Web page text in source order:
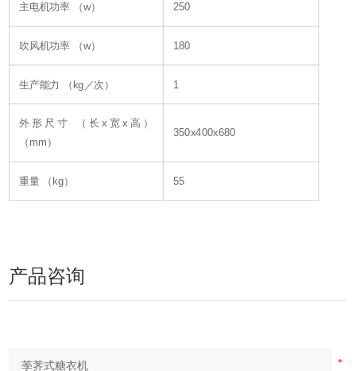
主电机功率 （w） 250
吹风机功率 （w） 180
生产能力 （kg／次） 1
外形尺寸 （长х宽х高）
（mm）
350х400х680
重量 （kg） 55
产品咨询